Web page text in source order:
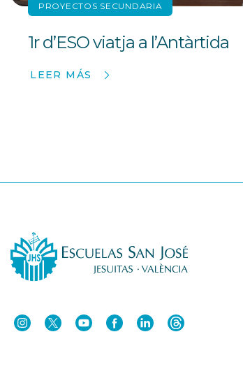
PROYECTOS SECUNDARIA
1r d’ESO viatja a l’Antàrtida
LEER MÁS